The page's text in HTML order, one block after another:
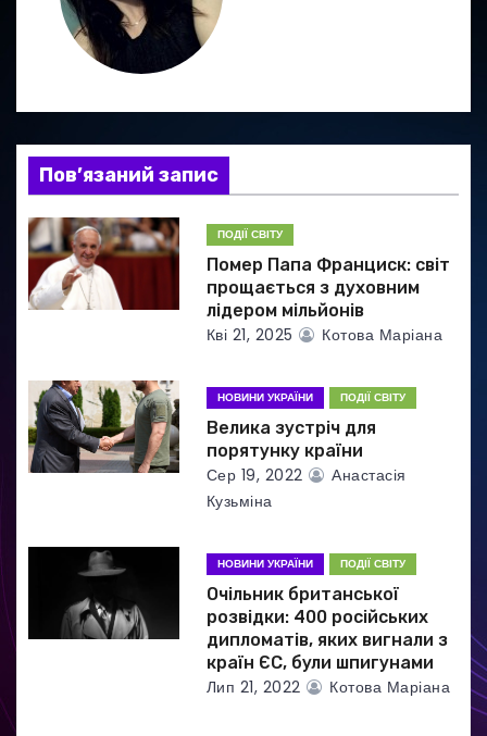
з
а
п
и
с
в
Пов’язаний запис
ПОДІЇ СВІТУ
Помер Папа Франциск: світ
прощається з духовним
лідером мільйонів
Кві 21, 2025 Котова Маріана
НОВИНИ УКРАЇНИ ПОДІЇ СВІТУ
Велика зустріч для
порятунку країни
Сер 19, 2022
Анастасія
Кузьміна
НОВИНИ УКРАЇНИ ПОДІЇ СВІТУ
Очільник британської
розвідки: 400 російських
дипломатів, яких вигнали з
країн ЄС, були шпигунами
Лип 21, 2022 Котова Маріана